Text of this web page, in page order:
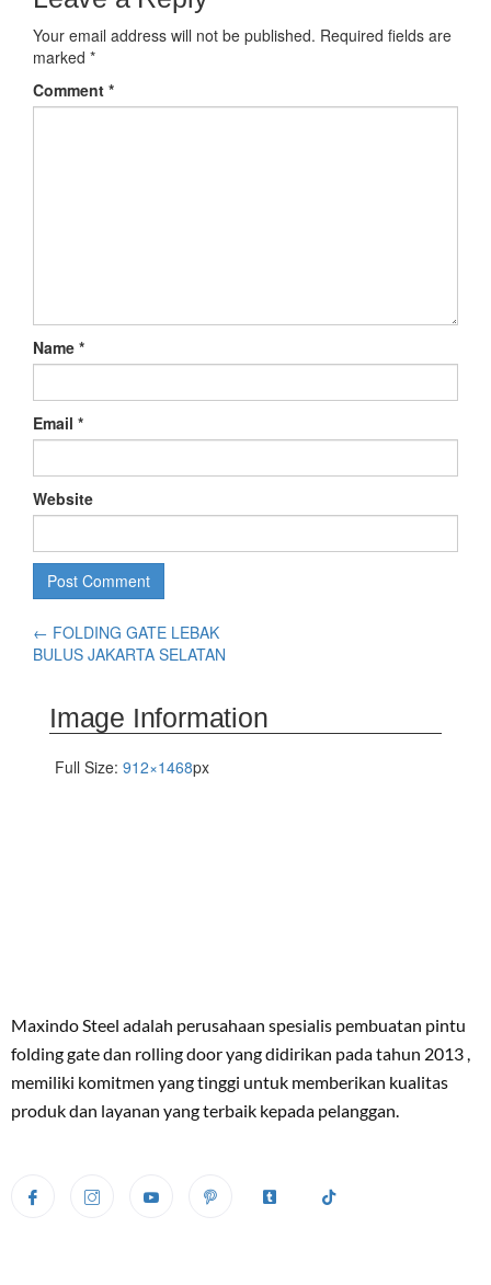
Your email address will not be published. Required fields are
marked *
Comment *
Name *
Email *
Website
← FOLDING GATE LEBAK
BULUS JAKARTA SELATAN
Image Information
Full Size: 912×1468px
Maxindo Steel adalah perusahaan spesialis pembuatan pintu
folding gate dan rolling door yang didirikan pada tahun 2013 ,
memiliki komitmen yang tinggi untuk memberikan kualitas
produk dan layanan yang terbaik kepada pelanggan.